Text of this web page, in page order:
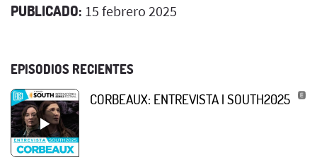
PUBLICADO: 15 febrero 2025
EPISODIOS RECIENTES
CORBEAUX: ENTREVISTA | SOUTH2025